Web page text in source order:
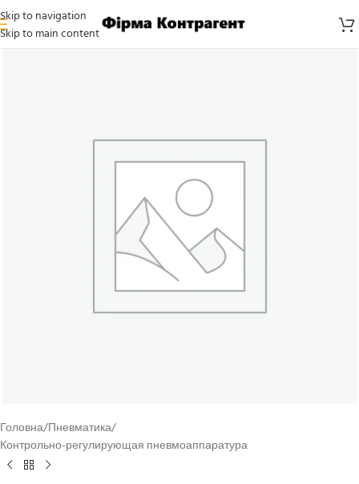
Skip to navigation
Skip to main content
Головна/Пневматика/
Контрольно-регулирующая пневмоаппаратура